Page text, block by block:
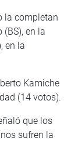
la completan
en la
en la
Kamiche
(14 votos).
que los
sufren la